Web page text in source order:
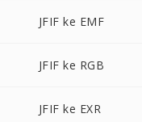
JFIF ke EMF
JFIF ke RGB
JFIF ke EXR